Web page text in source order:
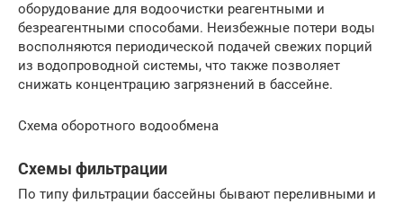
оборудование для водоочистки реагентными и
безреагентными способами. Неизбежные потери воды
восполняются периодической подачей свежих порций
из водопроводной системы, что также позволяет
снижать концентрацию загрязнений в бассейне.
Схема оборотного водообмена
Схемы фильтрации
По типу фильтрации бассейны бывают переливными и